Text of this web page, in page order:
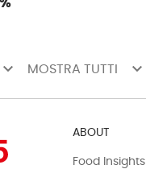
keyboard_arrow_down MOSTRA TUTTI keyboard_arrow_down
ABOUT
Food Insights